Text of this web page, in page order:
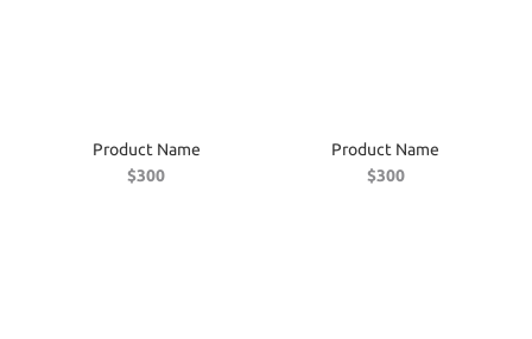
Product Name
$300
Product Name
$300